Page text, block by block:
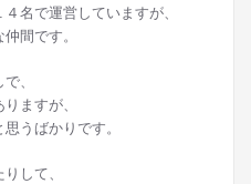
名で運営していますが、
間です。
、
ますが、
うばかりです。
して、